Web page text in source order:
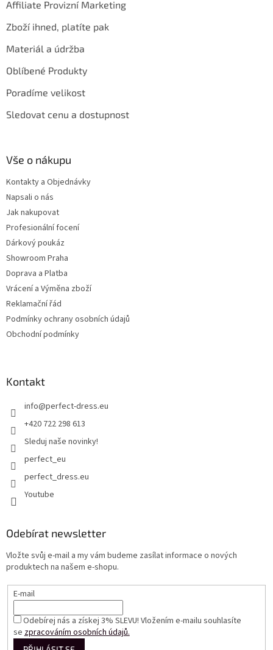
Affiliate Provizní Marketing
Zboží ihned, platíte pak
Materiál a údržba
Oblíbené Produkty
Poradíme velikost
Sledovat cenu a dostupnost
Vše o nákupu
Kontakty a Objednávky
Napsali o nás
Jak nakupovat
Profesionální focení
Dárkový poukáz
Showroom Praha
Doprava a Platba
Vrácení a Výměna zboží
Reklamační řád
Podmínky ochrany osobních údajů
Obchodní podmínky
Kontakt
info@perfect-dress.eu
+420 722 298 613
Sleduj naše novinky!
perfect_eu
perfect_dress.eu
Youtube
Odebírat newsletter
Vložte svůj e-mail a my vám budeme zasílat informace o nových
produktech na našem e-shopu.
E-mail
Odebírej nás a získej 3% SLEVU! Vložením e-mailu souhlasíte
sezpracováním osobních údajů.